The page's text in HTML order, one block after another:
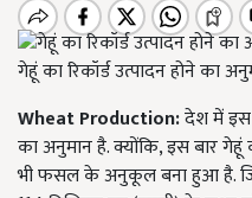
गेहूं का रिकॉर्ड उत्पादन होने का
Wheat Production:देश में इस
का अनुमान है. क्योंकि, इस बार
भी फसल के अनुकूल बना हुआ है.